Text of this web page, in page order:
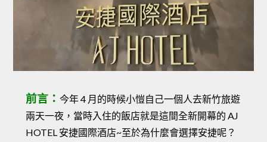
前言： 今年 4 月的時候小愷自己一個人去新竹旅遊
兩天一夜，當時入住的飯店就是這間全新開幕的 AJ
HOTEL 安捷國際酒店~至於為什麼會選擇安捷呢？